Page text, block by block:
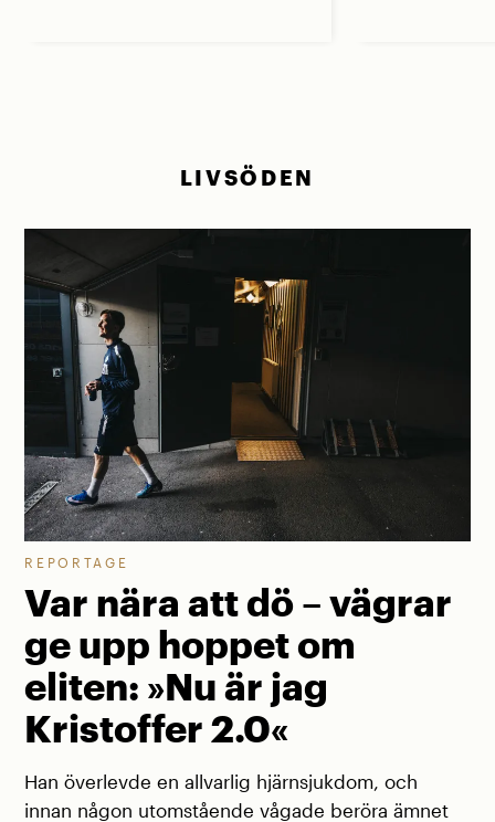
LIVSÖDEN
REPORTAGE
Var nära att dö – vägrar
ge upp hoppet om
eliten: »Nu är jag
Kristoffer 2.0«
Han överlevde en allvarlig hjärnsjukdom, och
innan någon utomstående vågade beröra ämnet